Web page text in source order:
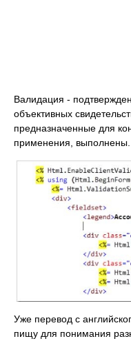
Валидация -
объективных
предназначенные для
применения, выполнены.
Уже перевод с
пищу для понимания